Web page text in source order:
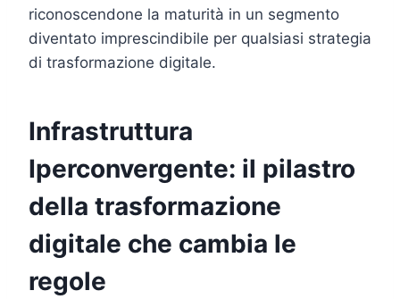
riconoscendone la maturità in un segmento
diventato imprescindibile per qualsiasi strategia
di trasformazione digitale.
Infrastruttura
Iperconvergente: il pilastro
della trasformazione
digitale che cambia le
regole